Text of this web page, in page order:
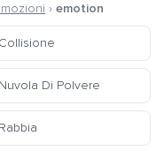
› emotion
Collisione
Nuvola Di Polvere
Rabbia